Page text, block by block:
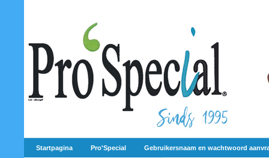
Startpagina Pro'Special Gebruikersnaam en wachtwoord